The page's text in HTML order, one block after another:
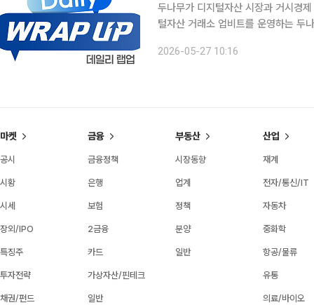
두나무가 디지털자산 시장과 거시경제
털자산 거래소 업비트를 운영하는 두
경제 흐름을 짚어주고, 자산의 미래를
2026-05-27 10:16
마켓
공시
시황
시세
장외/IPO
특징주
투자전략
채권/펀드
금융
금융정책
은행
보험
2금융
카드
가상자산/핀테크
일반
부동산
시장동향
업계
정책
분양
일반
산업
재계
전자/통신/IT
자동차
중화학
항공/물류
유통
의료/바이오